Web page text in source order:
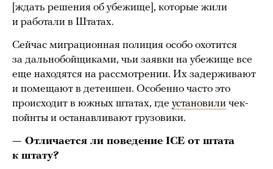
[ждать решения об убежище], которые жили
и работали в Штатах.
Сейчас миграционная полиция особо охотится
за дальнобойщиками, чьи заявки на убежище все
еще находятся на рассмотрении. Их задерживают
и помещают в детеншен. Особенно часто это
происходит в южных штатах, где установили чек-
пойнты и останавливают грузовики.
— Отличается ли поведение ICE от штата
к штату?